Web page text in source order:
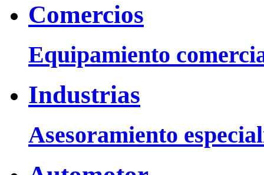
Comercios
Equipamiento
Industrias
Asesoramiento